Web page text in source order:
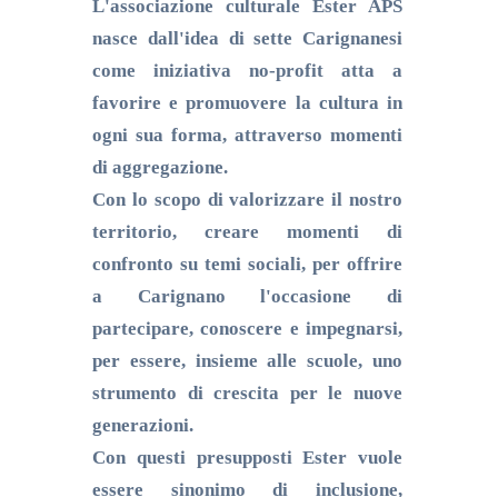
L'associazione culturale Ester APS
nasce dall'idea di sette Carignanesi
come iniziativa no-profit atta a
favorire e promuovere la cultura in
ogni sua forma, attraverso momenti
di aggregazione.
Con lo scopo di valorizzare il nostro
territorio, creare momenti di
confronto su temi sociali, per offrire
a Carignano l'occasione di
partecipare, conoscere e impegnarsi,
per essere, insieme alle scuole, uno
strumento di crescita per le nuove
generazioni.
Con questi presupposti Ester vuole
essere sinonimo di inclusione,